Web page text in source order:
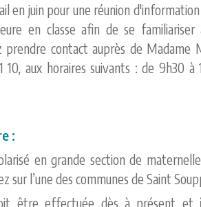
en juin pour une réunion
en classe afin de se
prendre contact auprès de Madame
aux horaires suivants : de 9h30
:
en grande section de
sur l’une des communes de Saint
être effectuée dès à présent et